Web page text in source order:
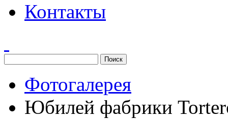
Контакты
Фотогалерея
Юбилей фабрики